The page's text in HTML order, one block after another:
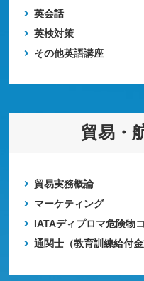
英会話
英検対策
その他英語講座
貿易・
貿易実務概論
マーケティング
IATAディプロマ危険物
通関士（教育訓練給付金